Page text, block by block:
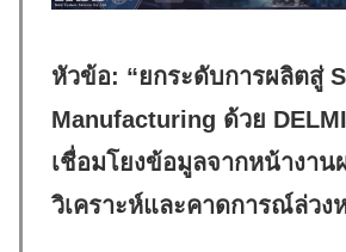
หัวข้อ: “ยกระดับการผลิตสู่
Manufacturing ด้วย
เชื่อมโยงข้อมูลจากหน้างาน
วิเคราะห์และคาดการณ์ล่วง